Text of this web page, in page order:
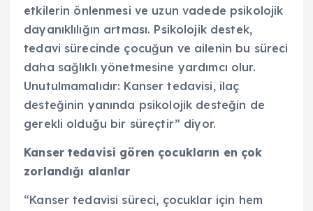
etkilerin önlenmesi ve uzun vadede psikolojik
dayanıklılığın artması. Psikolojik destek,
tedavi sürecinde çocuğun ve ailenin bu süreci
daha sağlıklı yönetmesine yardımcı olur.
Unutulmamalıdır: Kanser tedavisi, ilaç
desteğinin yanında psikolojik desteğin de
gerekli olduğu bir süreçtir” diyor.
Kanser tedavisi gören çocukların en çok
zorlandığı alanlar
“Kanser tedavisi süreci, çocuklar için hem